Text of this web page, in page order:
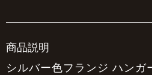
商品説明
シルバー色フランジ ハンガ